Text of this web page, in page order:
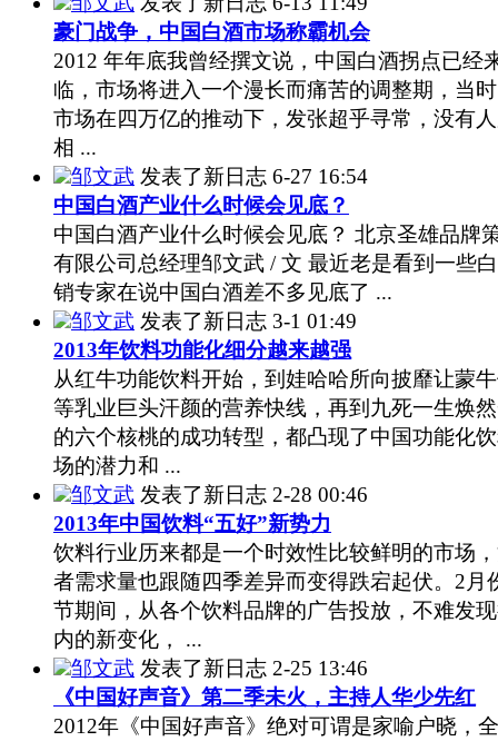
豪门战争，中国白酒市场称霸机会
2012 年年底我曾经撰文说，中国白酒拐点已经
临，市场将进入一个漫长而痛苦的调整期，当
市场在四万亿的推动下，发张超乎寻常，没有
相 ...
邹文武 发表了新日志 6-27 16:54
中国白酒产业什么时候会见底？
中国白酒产业什么时候会见底？ 北京圣雄品牌
有限公司总经理邹文武 / 文 最近老是看到一些
销专家在说中国白酒差不多见底了 ...
邹文武 发表了新日志 3-1 01:49
2013年饮料功能化细分越来越强
从红牛功能饮料开始，到娃哈哈所向披靡让蒙
等乳业巨头汗颜的营养快线，再到九死一生焕
的六个核桃的成功转型，都凸现了中国功能化
场的潜力和 ...
邹文武 发表了新日志 2-28 00:46
2013年中国饮料“五好”新势力
饮料行业历来都是一个时效性比较鲜明的市场
者需求量也跟随四季差异而变得跌宕起伏。2月
节期间，从各个饮料品牌的广告投放，不难发
内的新变化， ...
邹文武 发表了新日志 2-25 13:46
《中国好声音》第二季未火，主持人华少先红
2012年《中国好声音》绝对可谓是家喻户晓，